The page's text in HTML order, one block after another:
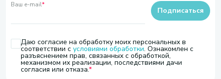
Ваш e-mail*
Даю согласие на обработку моих персональных в
соответствии с условиями обработки. Ознакомлен с
разъяснением прав, связанных с обработкой,
механизмом их реализации, последствиями дачи
согласия или отказа.
Подписаться